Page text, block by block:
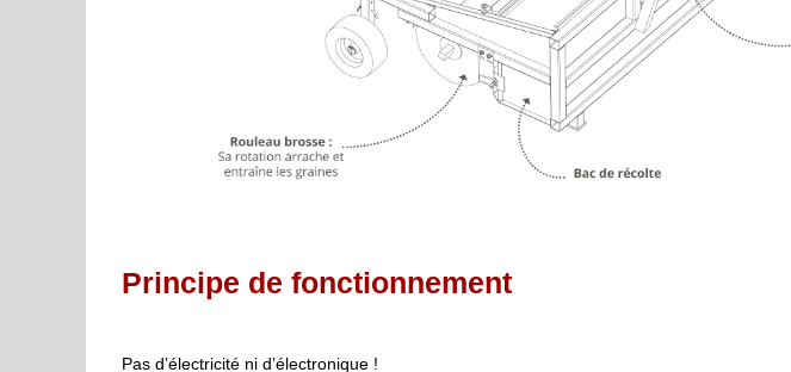
Principe de fonctionnement
Pas d’électricité ni d’électronique !